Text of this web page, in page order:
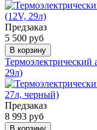
Предзаказ
5 500 руб
В корзину
29л)
Предзаказ
8 993 руб